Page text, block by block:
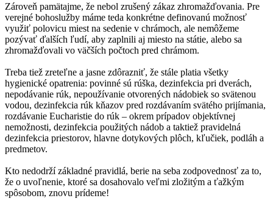
Zároveň pamätajme, že nebol zrušený zákaz zhromažďovania. Pre
verejné bohoslužby máme teda konkrétne definovanú možnosť
využiť polovicu miest na sedenie v chrámoch, ale nemôžeme
pozývať ďalších ľudí, aby zaplnili aj miesto na státie, alebo sa
zhromažďovali vo väčších počtoch pred chrámom.
Treba tiež zreteľne a jasne zdôrazniť, že stále platia všetky
hygienické opatrenia: povinné sú rúška, dezinfekcia pri dverách,
nepodávanie rúk, nepoužívanie otvorených nádobiek so svätenou
vodou, dezinfekcia rúk kňazov pred rozdávaním svätého prijímania,
rozdávanie Eucharistie do rúk – okrem prípadov objektívnej
nemožnosti, dezinfekcia použitých nádob a taktiež pravidelná
dezinfekcia priestorov, hlavne dotykových plôch, kľučiek, podláh a
predmetov.
Kto nedodrží základné pravidlá, berie na seba zodpovednosť za to,
že o uvoľnenie, ktoré sa dosahovalo veľmi zložitým a ťažkým
spôsobom, znovu prídeme!